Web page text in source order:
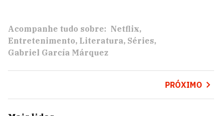
Acompanhe tudo sobre: Netflix
Entretenimento Literatura Séries
Gabriel García Márquez
PRÓXIMO